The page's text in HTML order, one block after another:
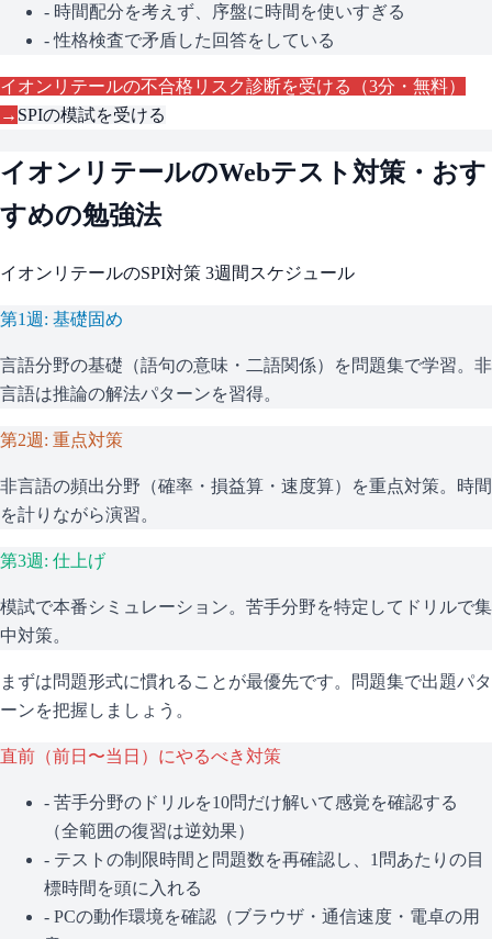
- 時間配分を考えず、序盤に時間を使いすぎる
- 性格検査で矛盾した回答をしている
イオンリテールの不合格リスク診断を受ける（3分・無料）
→ SPIの模試を受ける
イオンリテールのWebテスト対策・おす
すめの勉強法
イオンリテールのSPI対策 3週間スケジュール
第1週: 基礎固め
言語分野の基礎（語句の意味・二語関係）を問題集で学習。非
言語は推論の解法パターンを習得。
第2週: 重点対策
非言語の頻出分野（確率・損益算・速度算）を重点対策。時間
を計りながら演習。
第3週: 仕上げ
模試で本番シミュレーション。苦手分野を特定してドリルで集
中対策。
まずは問題形式に慣れることが最優先です。問題集で出題パタ
ーンを把握しましょう。
直前（前日〜当日）にやるべき対策
- 苦手分野のドリルを10問だけ解いて感覚を確認する
（全範囲の復習は逆効果）
- テストの制限時間と問題数を再確認し、1問あたりの目
標時間を頭に入れる
- PCの動作環境を確認（ブラウザ・通信速度・電卓の用